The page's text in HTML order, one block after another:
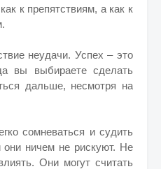
к препятствиям, а как к
неудачи. Успех – это
вы выбираете сделать
дальше, несмотря на
сомневаться и судить
ничем не рискуют. Не
Они могут считать